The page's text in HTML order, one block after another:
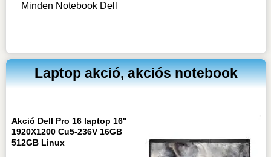
Minden Notebook Dell
Laptop akció, akciós notebook
Akció Dell Pro 16 laptop 16"
1920X1200 Cu5-236V 16GB
512GB Linux